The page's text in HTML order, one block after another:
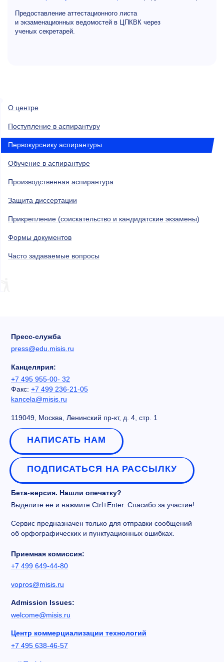
Предоставление аттестационного листа
и экзаменационных ведомостей в ЦПКВК через
ученых секретарей.
О центре
Поступление в аспирантуру
Первокурснику аспирантуры
Обучение в аспирантуре
Производственная аспирантура
Защита диссертации
Прикрепление (соискательство и кандидатские экзамены)
Формы документов
Часто задаваемые вопросы
Пресс-служба
press@edu.misis.ru
Канцелярия:
+7 495 955-00- 32
Факс: +7 499 236-21-05
kancela@misis.ru
119049, Москва, Ленинский пр-кт, д. 4, стр. 1
НАПИСАТЬ НАМ
ПОДПИСАТЬСЯ НА РАССЫЛКУ
Бета-версия. Нашли опечатку?
Выделите ее и нажмите Ctrl+Enter. Спасибо за участие!
Сервис предназначен только для отправки сообщений
об орфографических и пунктуационных ошибках.
Приемная комиссия:
+7 499 649-44-80
vopros@misis.ru
Admission Issues:
welcome@misis.ru
Центр коммерциализации технологий
+7 495 638-46-57